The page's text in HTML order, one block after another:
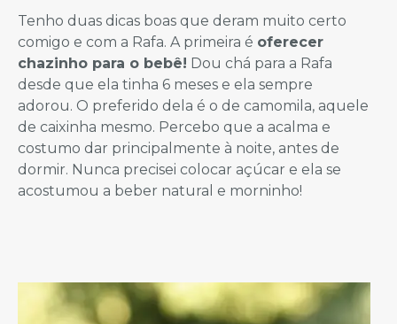
Tenho duas dicas boas que deram muito certo
comigo e com a Rafa. A primeira é oferecer
chazinho para o bebê! Dou chá para a Rafa
desde que ela tinha 6 meses e ela sempre
adorou. O preferido dela é o de camomila, aquele
de caixinha mesmo. Percebo que a acalma e
costumo dar principalmente à noite, antes de
dormir. Nunca precisei colocar açúcar e ela se
acostumou a beber natural e morninho!